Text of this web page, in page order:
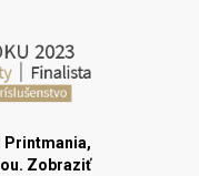
Printmania,
Zobraziť